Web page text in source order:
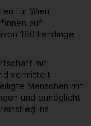
für Wien
auf
180 Lehrlinge
mit
vermittelt
Menschen mit
und ermöglicht
ins